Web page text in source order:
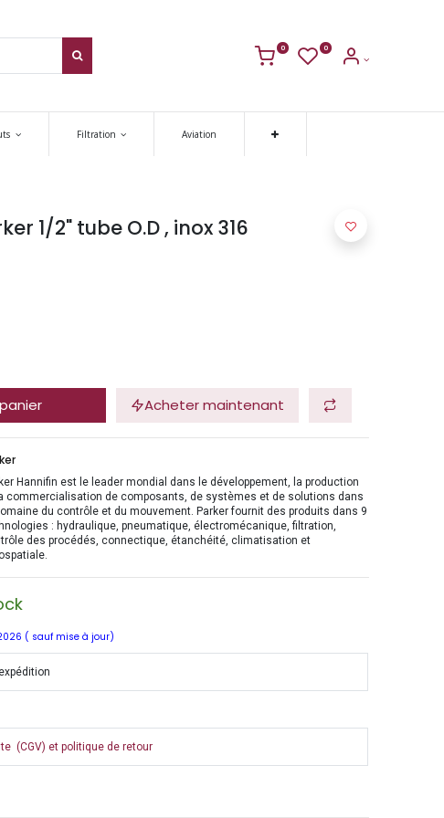
0 0
Filtration Aviation
1/2" tube O.D , inox 316
Acheter maintenant
Hannifin est le leader mondial dans le développement, la production
commercialisation de composants, de systèmes et de solutions dans
du contrôle et du mouvement. Parker fournit des produits dans 9
: hydraulique, pneumatique, électromécanique, filtration,
des procédés, connectique, étanchéité, climatisation et
( sauf mise à jour)
(CGV) et politique de retour